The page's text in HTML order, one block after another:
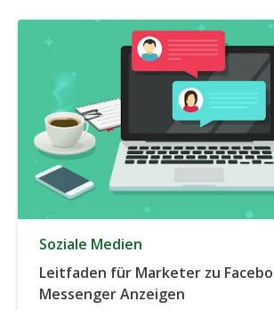
Soziale Medien
Leitfaden für Marketer zu
Messenger Anzeigen